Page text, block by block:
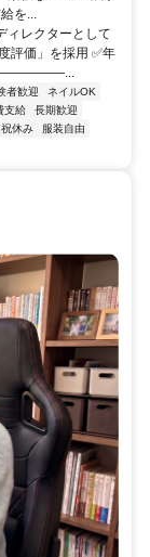
を...
ィレクターとして
評価」を採用 ✅年
者歓迎
ネイルOK
支給
長期歓迎
休み
服装自由